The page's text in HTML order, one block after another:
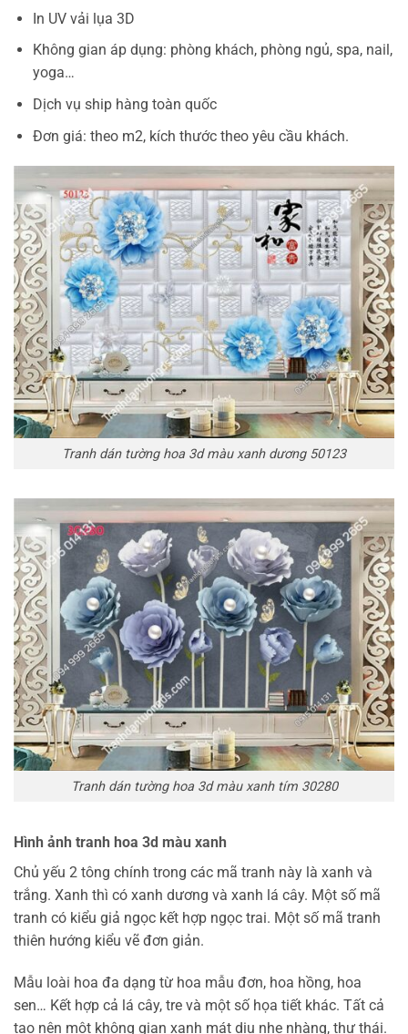
In UV vải lụa 3D
Không gian áp dụng: phòng khách, phòng ngủ, spa, nail,
yoga…
Dịch vụ ship hàng toàn quốc
Đơn giá: theo m2, kích thước theo yêu cầu khách.
Tranh dán tường hoa 3d màu xanh dương 50123
Tranh dán tường hoa 3d màu xanh tím 30280
Hình ảnh tranh hoa 3d màu xanh
Chủ yếu 2 tông chính trong các mã tranh này là xanh và
trắng. Xanh thì có xanh dương và xanh lá cây. Một số mã
tranh có kiểu giả ngọc kết hợp ngọc trai. Một số mã tranh
thiên hướng kiểu vẽ đơn giản.
Mẫu loài hoa đa dạng từ hoa mẫu đơn, hoa hồng, hoa
sen… Kết hợp cả lá cây, tre và một số họa tiết khác. Tất cả
tạo nên một không gian xanh mát dịu nhẹ nhàng, thư thái.